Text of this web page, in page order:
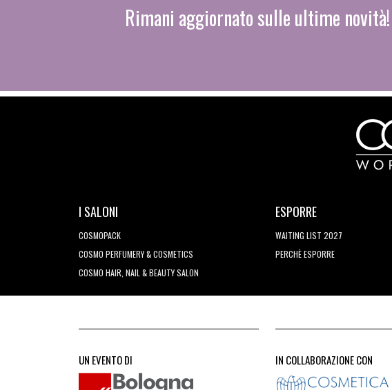
Rimani aggiornato sulle ultime novità!
I SALONI
COSMOPACK
COSMO PERFUMERY & COSMETICS
COSMO HAIR, NAIL & BEAUTY SALON
ESPORRE
WAITING LIST 2027
PERCHÈ ESPORRE
UN EVENTO DI IN COLLABORAZIONE CON